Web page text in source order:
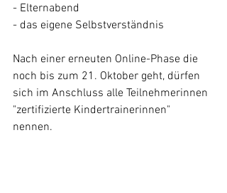
- ⁠Elternabend
- ⁠das eigene Selbstverständnis
Nach einer erneuten Online-Phase die
noch bis zum 21. Oktober geht, dürfen
sich im Anschluss alle Teilnehmerinnen
"zertifizierte Kindertrainerinnen"
nennen.